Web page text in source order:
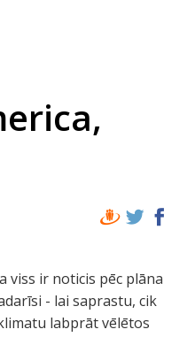
viss ir noticis pēc plāna
- lai saprastu, cik
labprāt vēlētos